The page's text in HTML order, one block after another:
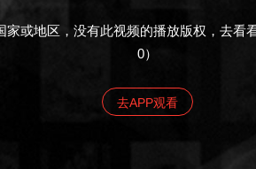
家或地区，没有此视频的播放版权，去看
0）
去APP观看